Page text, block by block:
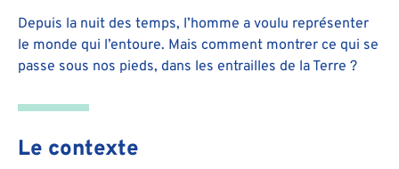
Depuis la nuit des temps, l’homme a voulu représenter
le monde qui l’entoure. Mais comment montrer ce qui se
passe sous nos pieds, dans les entrailles de la Terre ?
Le contexte